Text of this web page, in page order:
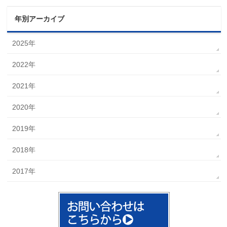
年別アーカイブ
2025年
2022年
2021年
2020年
2019年
2018年
2017年